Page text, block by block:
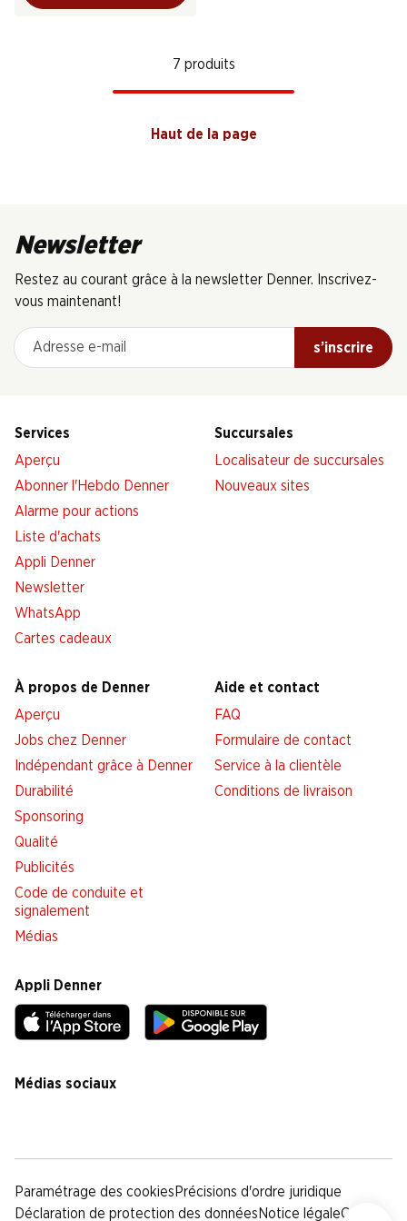
7 produits
Haut de la page
Newsletter
Restez au courant grâce à la newsletter Denner. Inscrivez-
vous maintenant!
Adresse e-mail
s’inscrire
Services
Aperçu
Abonner l'Hebdo Denner
Alarme pour actions
Liste d'achats
Appli Denner
Newsletter
WhatsApp
Cartes cadeaux
Succursales
Localisateur de succursales
Nouveaux sites
À propos de Denner
Aperçu
Jobs chez Denner
Indépendant grâce à Denner
Durabilité
Sponsoring
Qualité
Publicités
Code de conduite et
signalement
Médias
Aide et contact
FAQ
Formulaire de contact
Service à la clientèle
Conditions de livraison
Appli Denner
Médias sociaux
Paramétrage des cookies Précisions d'ordre juridique
Déclaration de protection des données Notice légaleCG